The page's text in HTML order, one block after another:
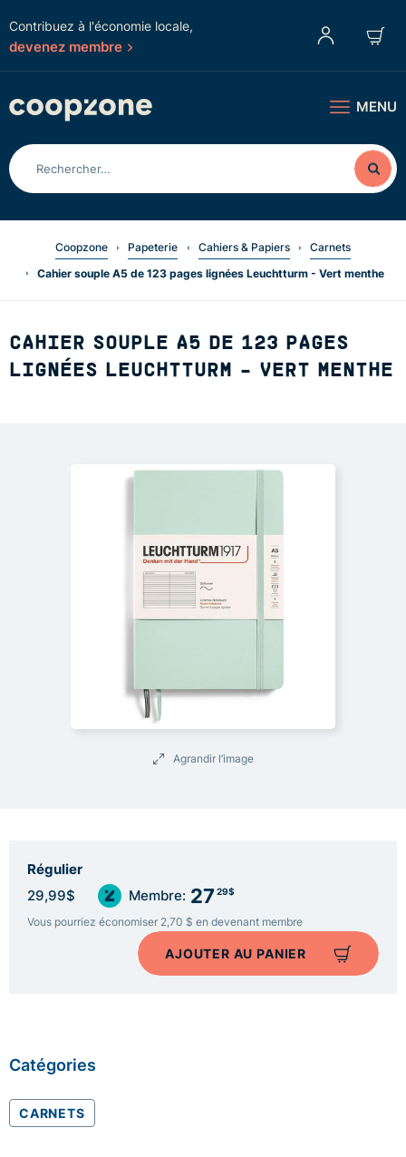
Contribuez à l'économie locale,
devenez membre
MENU
Coopzone Papeterie Cahiers & Papiers
Carnets
Cahier souple A5 de 123 pages lignées Leuchtturm - Vert menthe
CAHIER SOUPLE A5 DE 123 PAGES
LIGNÉES LEUCHTTURM - VERT MENTHE
Agrandir l’image
Régulier
29,99$ Membre: 27 29$
Vous pourriez économiser 2,70 $ en devenant membre
AJOUTER AU PANIER
Catégories
CARNETS